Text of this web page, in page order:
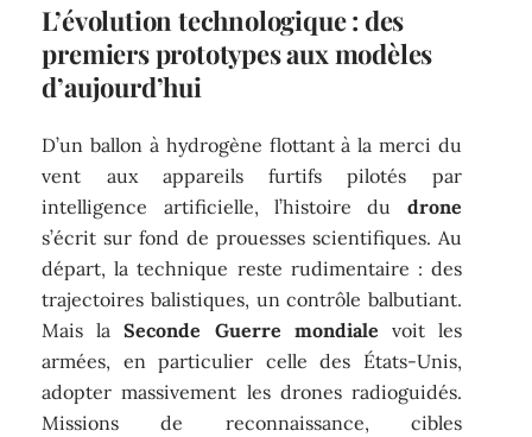
L’évolution technologique : des
premiers prototypes aux modèles
d’aujourd’hui
D’un ballon à hydrogène flottant à la merci du
vent aux appareils furtifs pilotés par
intelligence artificielle, l’histoire du drone
s’écrit sur fond de prouesses scientifiques. Au
départ, la technique reste rudimentaire : des
trajectoires balistiques, un contrôle balbutiant.
Mais laSeconde Guerre mondiale voit les
armées, en particulier celle des États-Unis,
adopter massivement les drones radioguidés.
Missions de reconnaissance, cibles